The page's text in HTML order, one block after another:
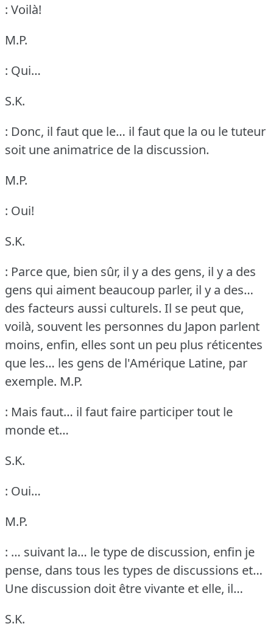
: Voilà!
M.P.
: Qui…
S.K.
: Donc, il faut que le… il faut que la ou le tuteur
soit une animatrice de la discussion.
M.P.
: Oui!
S.K.
: Parce que, bien sûr, il y a des gens, il y a des
gens qui aiment beaucoup parler, il y a des…
des facteurs aussi culturels. Il se peut que,
voilà, souvent les personnes du Japon parlent
moins, enfin, elles sont un peu plus réticentes
que les… les gens de l'Amérique Latine, par
exemple. M.P.
: Mais faut… il faut faire participer tout le
monde et…
S.K.
: Oui…
M.P.
: … suivant la… le type de discussion, enfin je
pense, dans tous les types de discussions et…
Une discussion doit être vivante et elle, il…
S.K.